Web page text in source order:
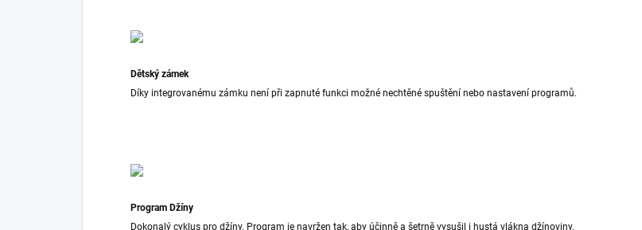
Dětský zámek
Díky integrovanému zámku není při zapnuté funkci možné nechtěné spuštění nebo nastavení programů.
Program Džíny
Dokonalý cyklus pro džíny. Program je navržen tak, aby účinně a šetrně vysušil i hustá vlákna džínoviny.